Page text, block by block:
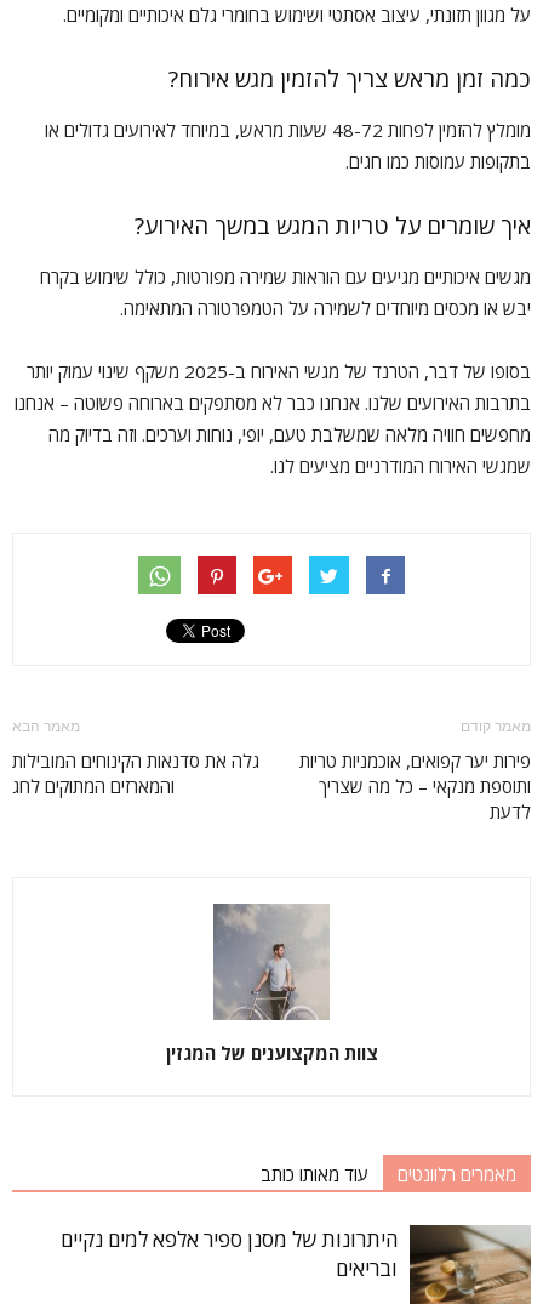
על מגוון תזונתי, עיצוב אסתטי ושימוש בחומרי גלם איכותיים ומקומיים.
כמה זמן מראש צריך להזמין מגש אירוח?
מומלץ להזמין לפחות 48-72 שעות מראש, במיוחד לאירועים גדולים או
בתקופות עמוסות כמו חגים.
איך שומרים על טריות המגש במשך האירוע?
מגשים איכותיים מגיעים עם הוראות שמירה מפורטות, כולל שימוש בקרח
יבש או מכסים מיוחדים לשמירה על הטמפרטורה המתאימה.
בסופו של דבר, הטרנד של מגשי האירוח ב-2025 משקף שינוי עמוק יותר
בתרבות האירועים שלנו. אנחנו כבר לא מסתפקים בארוחה פשוטה – אנחנו
מחפשים חוויה מלאה שמשלבת טעם, יופי, נוחות וערכים. וזה בדיוק מה
שמגשי האירוח המודרניים מציעים לנו.
מאמר קודם
פירות יער קפואים, אוכמניות טריות
ותוספת מנקאי – כל מה שצריך
לדעת
מאמר הבא
גלה את סדנאות הקינוחים המובילות
והמארזים המתוקים לחג
צוות המקצוענים של המגזין
מאמרים רלוונטים עוד מאותו כותב
היתרונות של מסנן ספיר אלפא למים נקיים
ובריאים